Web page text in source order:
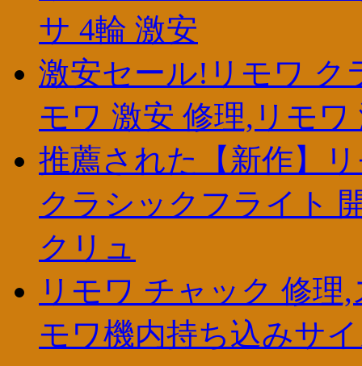
サ 4輪 激安
激安セール!リモワ ク
モワ 激安 修理,リモワ
推薦された【新作】
クラシックフライト
クリュ
リモワ チャック 修理
モワ機内持ち込みサ